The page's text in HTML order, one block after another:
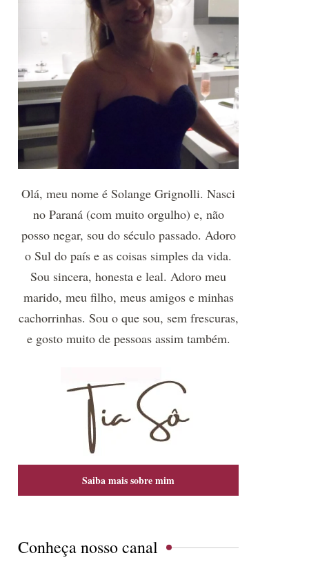
Olá, meu nome é Solange Grignolli. Nasci
no Paraná (com muito orgulho) e, não
posso negar, sou do século passado. Adoro
o Sul do país e as coisas simples da vida.
Sou sincera, honesta e leal. Adoro meu
marido, meu filho, meus amigos e minhas
cachorrinhas. Sou o que sou, sem frescuras,
e gosto muito de pessoas assim também.
Saiba mais sobre mim
Conheça nosso canal